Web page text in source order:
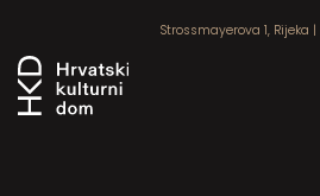
Strossmayerova 1, Rijeka |